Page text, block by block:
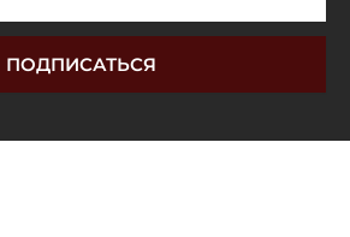
ПОДПИСАТЬСЯ